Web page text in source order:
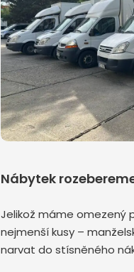
Nábytek
Jelikož máme omezený
nejmenší kusy –
narvat do stísněného